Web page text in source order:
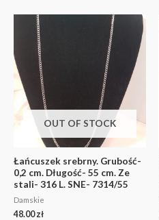
OUT OF STOCK
Łańcuszek srebrny. Grubość-
0,2 cm. Długość- 55 cm. Ze
stali- 316 L. SNE- 7314/55
Damskie
48.00zł